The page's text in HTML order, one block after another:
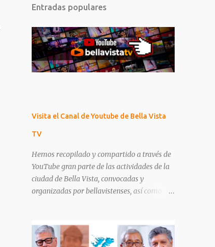
Entradas populares
Visita el Canal de Youtube de Bella Vista
TV
Hemos recopilado y compartido a través de
YouTube gran parte de las actividades de la
ciudad de Bella Vista, convocadas y
organizadas por bellavistenses, así como
nutrido nuestra plataforma a lo largo de los
años. ¡Te invitamos a formar parte de esta